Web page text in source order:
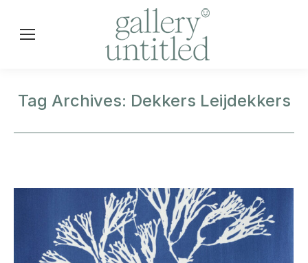
Tag Archives: Dekkers Leijdekkers